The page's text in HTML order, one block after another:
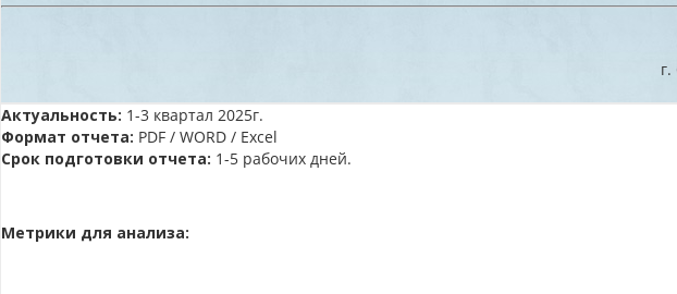
Актуальность: 1-3 квартал 2025г.
Формат отчета: PDF / WORD / Excel
Срок подготовки отчета: 1-5 рабочих дней.
Метрики для анализа: